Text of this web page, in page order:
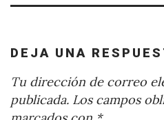
DEJA UNA
Tu dirección de correo
publicada. Los campos